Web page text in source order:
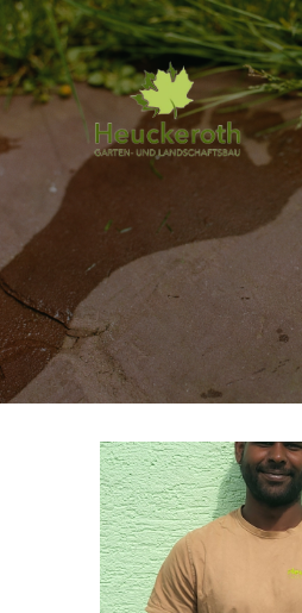
Start
uns
Leistungen
Partner
Jobs
Kontakt